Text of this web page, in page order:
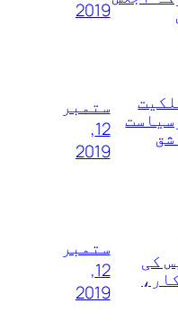
2019
ستمبر
12,
2019
کی
ستمبر
12,
2019